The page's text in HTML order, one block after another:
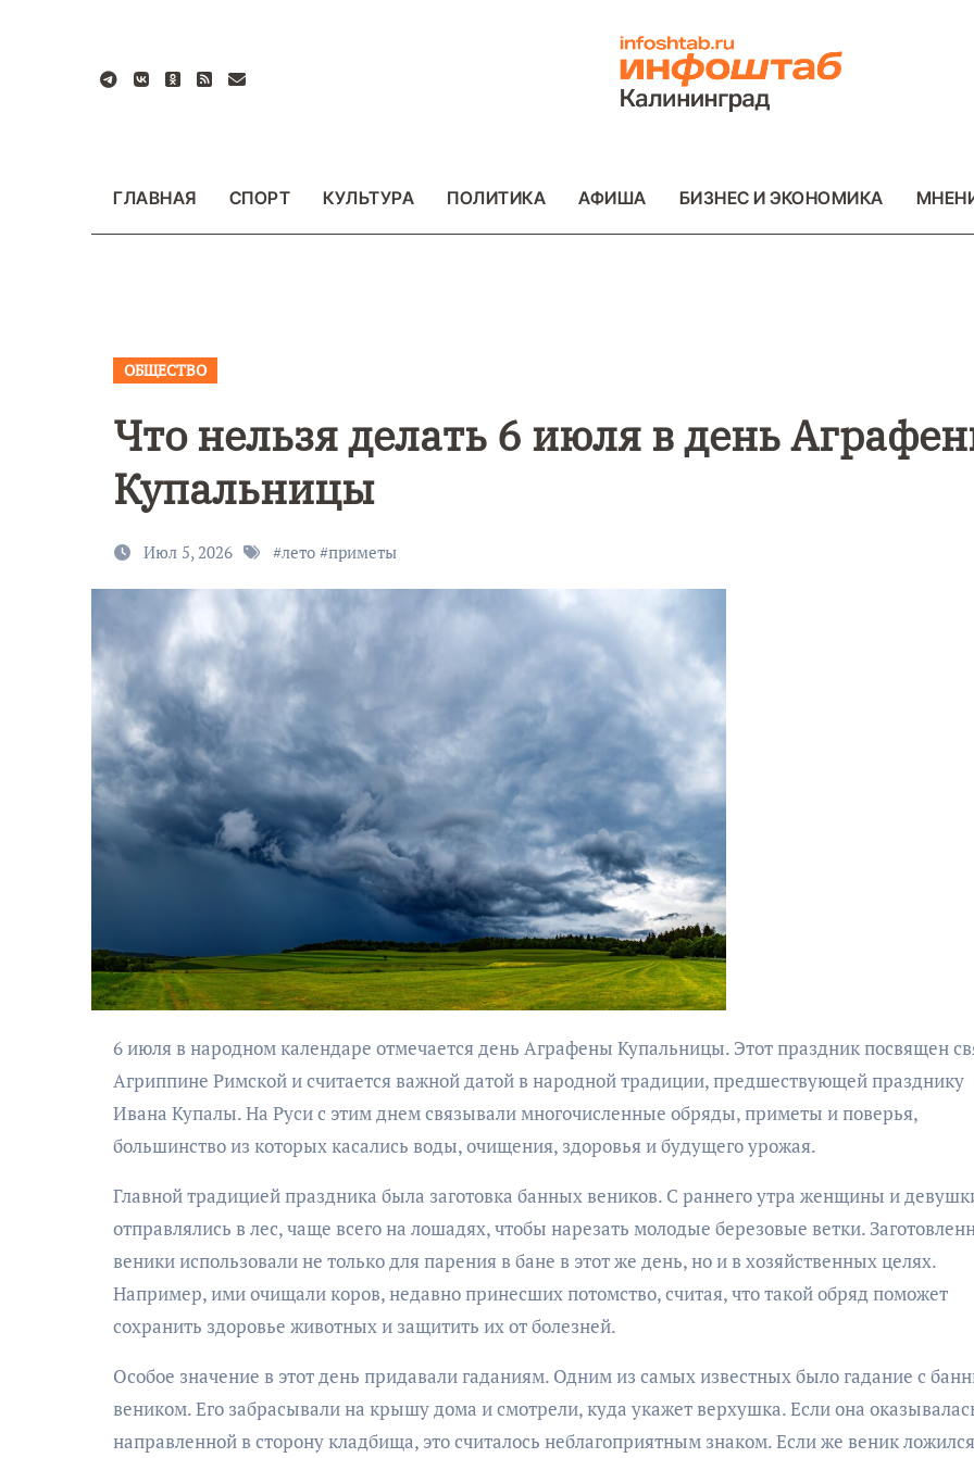
содержанию
ГЛАВНАЯ СПОРТ КУЛЬТУРА ПОЛИТИКА АФИША БИЗНЕС И ЭКОНОМИКА
ОБЩЕСТВО
Что нельзя делать 6 июля в день
Купальницы
Июл 5, 2026 #лето #приметы
6 июля в народном календаре отмечается день Аграфены Купальницы. Этот праздник посвящен святой
Агриппине Римской и считается важной датой в народной традиции, предшествующей празднику
Ивана Купалы. На Руси с этим днем связывали многочисленные обряды, приметы и поверья,
большинство из которых касались воды, очищения, здоровья и будущего урожая.
Главной традицией праздника была заготовка банных веников. С раннего утра женщины и
отправлялись в лес, чаще всего на лошадях, чтобы нарезать молодые березовые ветки.
веники использовали не только для парения в бане в этот же день, но и в хозяйственных целях.
Например, ими очищали коров, недавно принесших потомство, считая, что такой обряд поможет
сохранить здоровье животных и защитить их от болезней.
Особое значение в этот день придавали гаданиям. Одним из самых известных было гадание с
веником. Его забрасывали на крышу дома и смотрели, куда укажет верхушка. Если она
направленной в сторону кладбища, это считалось неблагоприятным знаком. Если же веник
9 Мая — День
Победы!
Уникальное
северное
сияние
запечатлели
над Балтикой
АФИША
поэтический
моноспектакль
«Исповедь в четыре
АФИША
КУЛЬТУРА
ОБЩЕСТВО
Николай Патрушев
поддержал
проведение в
Калининграде
морского фестиваля
«Открытое море»
АФИША
ОБЩЕСТВО
Организаторы
фестиваля
объявили даты
проведения!